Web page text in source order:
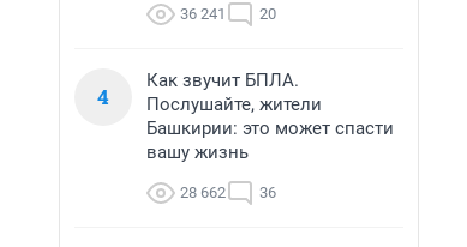
36 241 20
4
Как звучит БПЛА.
Послушайте, жители
Башкирии: это может спасти
вашу жизнь
28 662 36